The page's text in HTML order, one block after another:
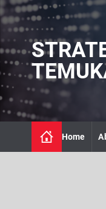
S
k
p
o
c
o
n
n
Home